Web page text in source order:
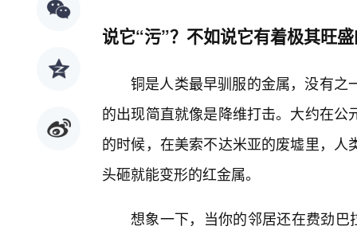
说它“污”？不如说它有着极其旺
铜是人类最早驯服的金属，没有之
的出现简直就像是降维打击。大约在
的时候，在美索不达米亚的废墟里，
头砸就能变形的红金属。
想象一下，当你的邻居还在费劲巴